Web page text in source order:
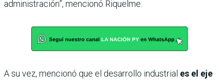
administración”, mencionó Riquelme.
A su vez, mencionó que el desarrollo industrial es el eje